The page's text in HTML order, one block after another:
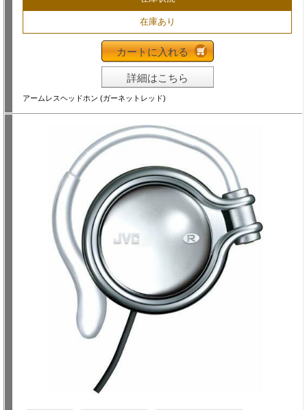
在庫あり
カートに入れる
詳細はこちら
アームレスヘッドホン (ガーネットレッド)